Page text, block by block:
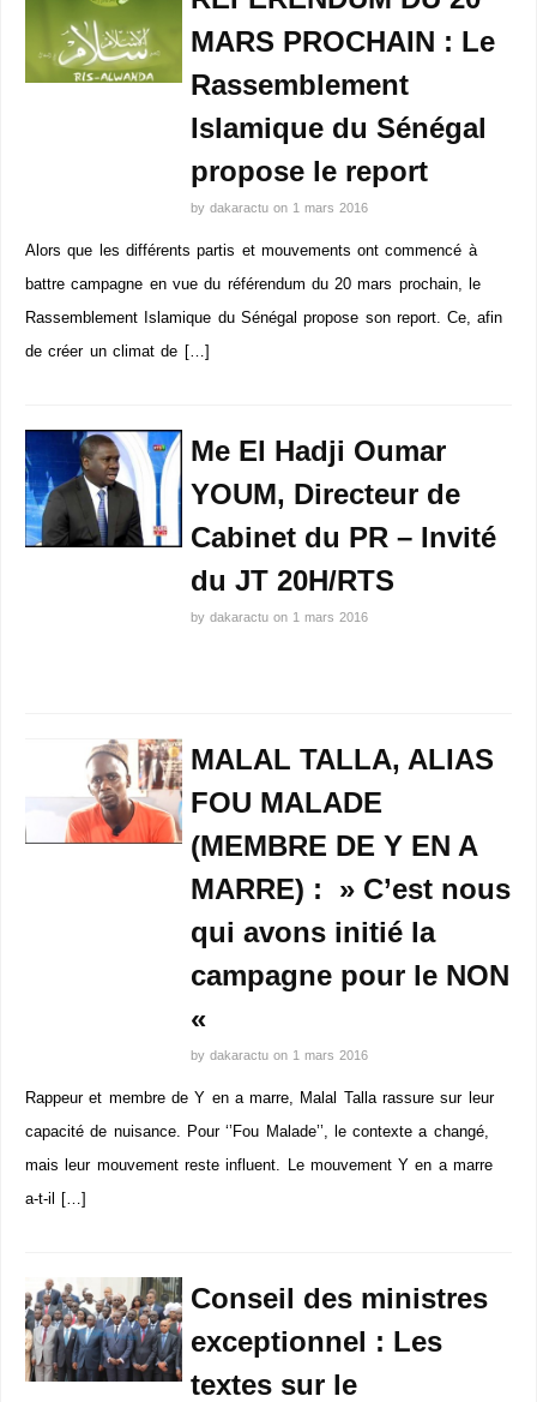
MARS PROCHAIN : Le
Rassemblement
Islamique du Sénégal
propose le report
by dakaractu on 1 mars 2016
Alors que les différents partis et mouvements ont commencé à
battre campagne en vue du référendum du 20 mars prochain, le
Rassemblement Islamique du Sénégal propose son report. Ce, afin
de créer un climat de […]
Me El Hadji Oumar
YOUM, Directeur de
Cabinet du PR – Invité
du JT 20H/RTS
by dakaractu on 1 mars 2016
MALAL TALLA, ALIAS
FOU MALADE
(MEMBRE DE Y EN A
MARRE) : » C’est nous
qui avons initié la
campagne pour le NON
«
by dakaractu on 1 mars 2016
Rappeur et membre de Y en a marre, Malal Talla rassure sur leur
capacité de nuisance. Pour ‘’Fou Malade’’, le contexte a changé,
mais leur mouvement reste influent. Le mouvement Y en a marre
a-t-il […]
Conseil des ministres
exceptionnel : Les
textes sur le